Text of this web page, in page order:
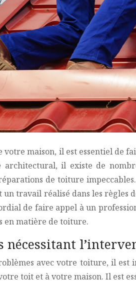
votre maison, il est essentiel
il existe de
de toiture
travail réalisé dans les règles
de faire appel à un
en matière de toiture.
nécessitant
avec votre toiture, il
toit et à votre maison. Il est